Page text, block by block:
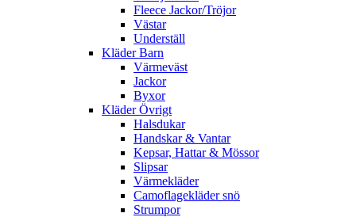
Fleece Jackor/Tröjor
Västar
Underställ
Kläder Barn
Värmeväst
Jackor
Byxor
Kläder Övrigt
Halsdukar
Handskar & Vantar
Kepsar, Hattar & Mössor
Slipsar
Värmekläder
Camoflagekläder snö
Strumpor